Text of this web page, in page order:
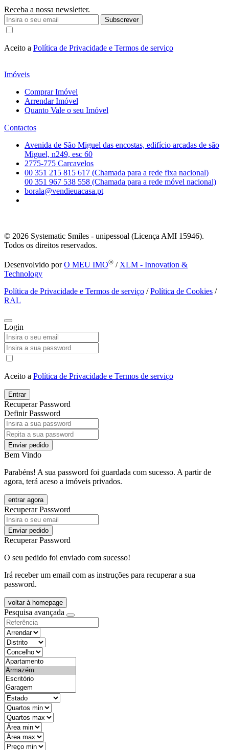
Receba a nossa newsletter.
Subscrever
Aceito a Política de Privacidade e Termos de serviço
Imóveis
Comprar Imóvel
Arrendar Imóvel
Quanto Vale o seu Imóvel
Contactos
Avenida de São Miguel das encostas, edifício arcadas de são
Miguel, n249, esc 60
2775-775 Carcavelos
00 351 215 815 617 (Chamada para a rede fixa nacional)
00 351 967 538 558 (Chamada para a rede móvel nacional)
borala@vendieuacasa.pt
© 2026 Systematic Smiles - unipessoal (Licença AMI 15946).
Todos os direitos reservados.
Desenvolvido porO MEU IMO® / XLM - Innovation &
Technology
Política de Privacidade e Termos de serviço /Política de Cookies /
RAL
Login
Aceito a Política de Privacidade e Termos de serviço
Entrar
Recuperar Password
Definir Password
Enviar pedido
Bem Vindo
Parabéns! A sua password foi guardada com sucesso. A partir de
agora, terá aceso a imóveis privados.
entrar agora
Recuperar Password
Enviar pedido
Recuperar Password
O seu pedido foi enviado com sucesso!
Irá receber um email com as instruções para recuperar a sua
password.
voltar à homepage
Pesquisa avançada
objective
districtId
countyId
types
state
mintypo
maxtypo
minarea
maxarea
minprice